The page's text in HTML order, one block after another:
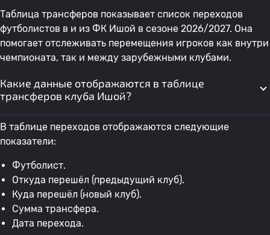
Таблица трансферов показывает список переходов
футболистов в и из ФК Ишой в сезоне 2026/2027. Она
помогает отслеживать перемещения игроков как внутри
чемпионата, так и между зарубежными клубами.
Какие данные отображаются в таблице
трансферов клуба Ишой?
В таблице переходов отображаются следующие
показатели:
Футболист.
Откуда перешёл (предыдущий клуб).
Куда перешёл (новый клуб).
Сумма трансфера.
Дата перехода.